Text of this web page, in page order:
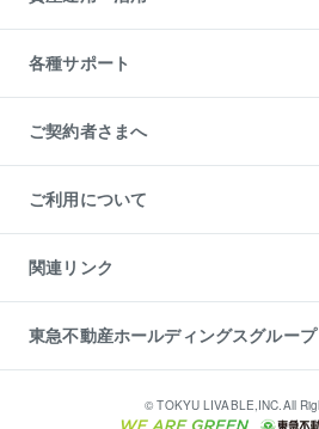
投資用不動産の売却査定
事業用不動産の売却査定
不動産コラム・ニュース
不動産用語集
不動産なんでもネット相談室
住まいの税金
L`GENTE（ルジェンテ）
区分リノベーションマンション
投資用一棟レジデンスWELL
不動産小口投資
LEGACIA（レガシア）
不動産M&A
アセットマネジメント・出資
各種サポート
相続サポート
リフォームサポート
ご契約者さまへ
ご紹介・再契約特典
入居者様専用-各種ご案内（賃貸）
東急こすもす会「こすもすWeb」
ご利用について
金融商品取引について
東急リバブル ソーシャルメディアポリシー
ご意見・お問い合わせ（金融商品取引専用
ダイレクトメール（郵送物）・Eメールなど
関連リンク
これからご結婚される方に東急百貨店のブラ
人材サービスのご用命は 東急リバブルスタ
東北の逸品を贈ります 東北すぐれものセレ
東急不動産ホールディングスグループ
東急コミュニティー© TOKYU LIVABLE,INC.All